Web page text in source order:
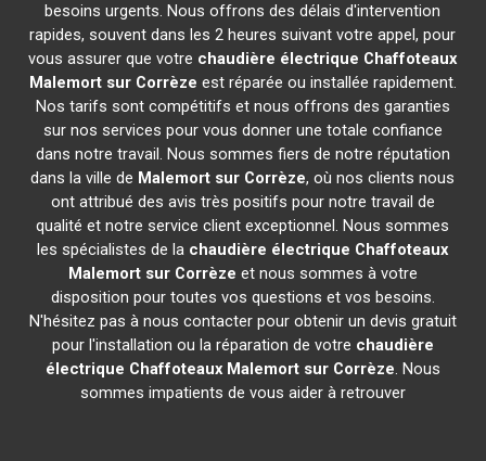
besoins urgents. Nous offrons des délais d'intervention
rapides, souvent dans les 2 heures suivant votre appel, pour
vous assurer que votre chaudière électrique Chaffoteaux
Malemort sur Corrèze est réparée ou installée rapidement.
Nos tarifs sont compétitifs et nous offrons des garanties
sur nos services pour vous donner une totale confiance
dans notre travail. Nous sommes fiers de notre réputation
dans la ville de Malemort sur Corrèze, où nos clients nous
ont attribué des avis très positifs pour notre travail de
qualité et notre service client exceptionnel. Nous sommes
les spécialistes de la chaudière électrique Chaffoteaux
Malemort sur Corrèze et nous sommes à votre
disposition pour toutes vos questions et vos besoins.
N'hésitez pas à nous contacter pour obtenir un devis gratuit
pour l'installation ou la réparation de votre chaudière
électrique Chaffoteaux Malemort sur Corrèze. Nous
sommes impatients de vous aider à retrouver